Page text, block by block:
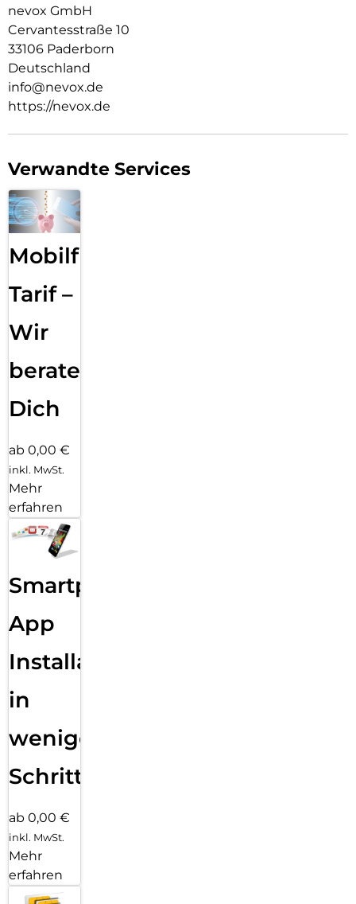
nevox GmbH
Cervantesstraße 10
33106 Paderborn
Deutschland
info@nevox.de
https://nevox.de
Verwandte Services
Mobilfunk
Tarif –
Wir
beraten
Dich
ab 0,00 €
inkl. MwSt.
Mehr
erfahren
Smartphone
App
Installation
in
wenigen
Schritten
ab 0,00 €
inkl. MwSt.
Mehr
erfahren